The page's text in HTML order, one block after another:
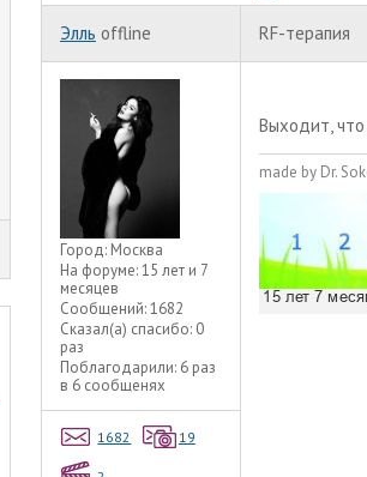
Элль offline RF-терапия
Город: Москва
На форуме:15 лет и 7
месяцев
Сообщений:1682
Сказал(а) спасибо: 0
раз
Поблагодарили: 6 раз
в 6 сообщенях
1682 19
Выходит,
made by Dr.